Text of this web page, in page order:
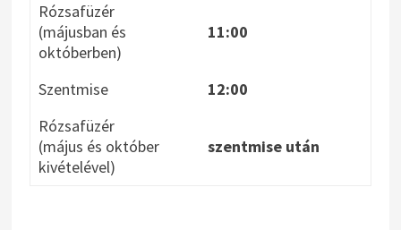
Rózsafüzér
(májusban és
októberben)
11:00
Szentmise
12:00
Rózsafüzér
(május és október
kivételével)
szentmise után